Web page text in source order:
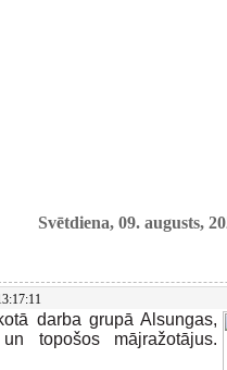
Svētdiena, 09. augusts,
darba grupā Alsungas,
topošos mājražotājus.